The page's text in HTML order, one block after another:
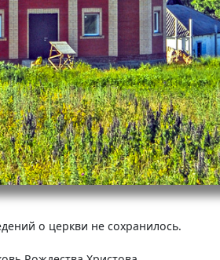
о церкви не сохранилось.